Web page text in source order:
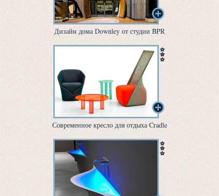
Дизайн дома Downley от студии BPR
Современное кресло для отдыха Cradle